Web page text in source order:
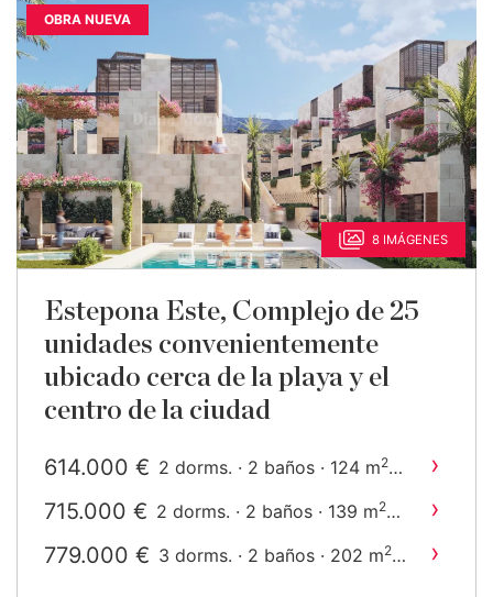
OBRA NUEVA
8 IMÁGENES
Estepona Este, Complejo de 25
unidades convenientemente
ubicado cerca de la playa y el
centro de la ciudad
614.000 € 2 dorms. · 2 baños · 124 m2 ›
715.000 € 2 dorms. · 2 baños · 139 m2 ›
779.000 € 3 dorms. · 2 baños · 202 m2 ›